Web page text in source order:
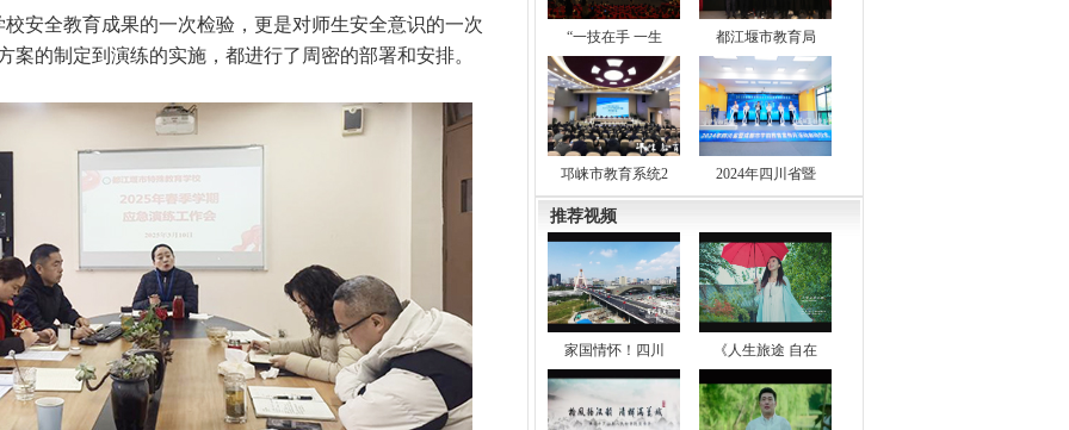
安全教育成果的一次检验，更是对师生安全意识的一次
案的制定到演练的实施，都进行了周密的部署和安排。
“一技在手 一生 都江堰市教育局
邛崃市教育系统2 2024年四川省暨
推荐视频
家国情怀！四川 《人生旅途 自在